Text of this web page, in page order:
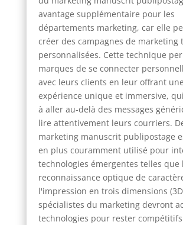
avantage supplémentaire pour les
départements marketing, car elle
créer des campagnes de marketing
personnalisées. Cette technique
marques de se connecter
avec leurs clients en leur offrant une
expérience unique et immersive,
à aller au-delà des messages
lire attentivement leurs courriers.
marketing manuscrit publipostage
en plus couramment utilisé pour
technologies émergentes telles que
reconnaissance optique de
l'impression en trois dimensions
spécialistes du marketing devront
technologies pour rester